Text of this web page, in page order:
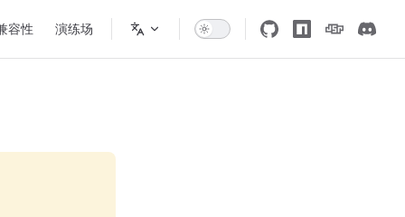
容性 演练场